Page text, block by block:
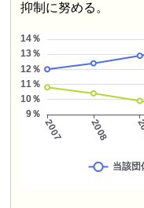
抑制に努める。